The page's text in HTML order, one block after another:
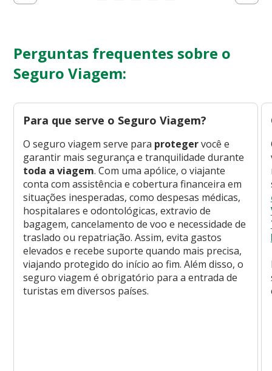
Perguntas frequentes sobre o
Seguro Viagem:
Para que serve o Seguro Viagem?
O seguro viagem serve para protegervocê e
garantir mais segurança e tranquilidade durante
toda a viagem. Com uma apólice, o viajante
conta com assistência e cobertura financeira em
situações inesperadas, como despesas médicas,
hospitalares e odontológicas, extravio de
bagagem, cancelamento de voo e necessidade de
traslado ou repatriação. Assim, evita gastos
elevados e recebe suporte quando mais precisa,
viajando protegido do início ao fim. Além disso, o
seguro viagem é obrigatório para a entrada de
turistas em diversos países.